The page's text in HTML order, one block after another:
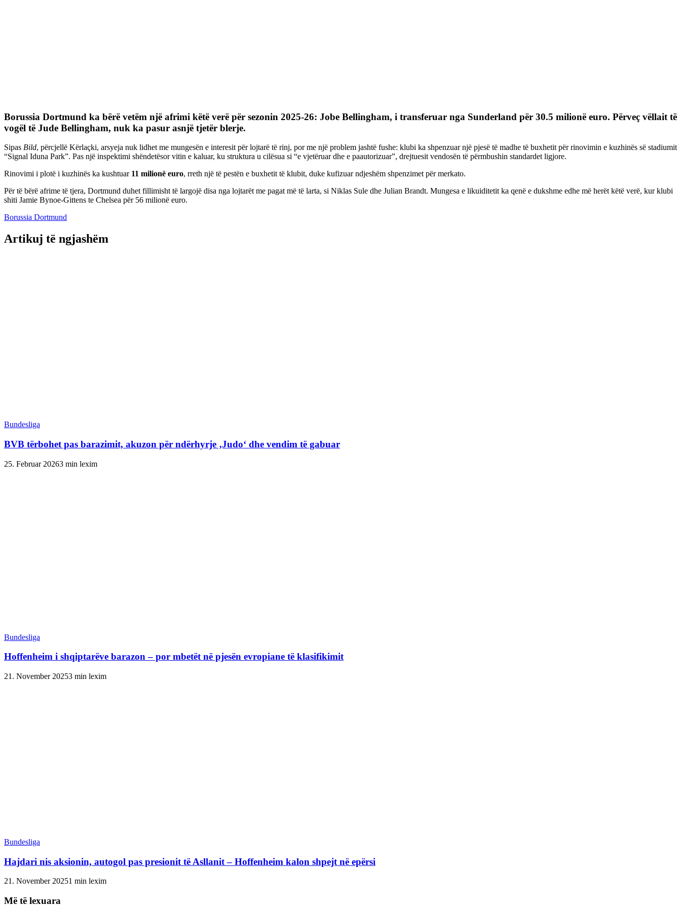
Borussia Dortmund ka bërë vetëm një afrimi këtë verë për sezonin 2025-26: Jobe Bellingham, i transferuar nga Sunderland për 30.5 milionë euro. Përveç vëllait të
vogël të Jude Bellingham, nuk ka pasur asnjë tjetër blerje.
Sipas Bild, përcjellë Kërlaçki, arsyeja nuk lidhet me mungesën e interesit për lojtarë të rinj, por me një problem jashtë fushe: klubi ka shpenzuar një pjesë të madhe të buxhetit për rinovimin e kuzhinës së stadiumit
“Signal Iduna Park”. Pas një inspektimi shëndetësor vitin e kaluar, ku struktura u cilësua si “e vjetëruar dhe e paautorizuar”, drejtuesit vendosën të përmbushin standardet ligjore.
Rinovimi i plotë i kuzhinës ka kushtuar 11 milionë euro, rreth një të pestën e buxhetit të klubit, duke kufizuar ndjeshëm shpenzimet për merkato.
Për të bërë afrime të tjera, Dortmund duhet fillimisht të largojë disa nga lojtarët me pagat më të larta, si Niklas Sule dhe Julian Brandt. Mungesa e likuiditetit ka qenë e dukshme edhe më herët këtë verë, kur klubi
shiti Jamie Bynoe-Gittens te Chelsea për 56 milionë euro.
Borussia Dortmund
Artikuj të ngjashëm
Bundesliga
BVB tërbohet pas barazimit, akuzon për ndërhyrje ‚Judo‘ dhe vendim të gabuar
25. Februar 20263 min lexim
Bundesliga
Hoffenheim i shqiptarëve barazon – por mbetët në pjesën evropiane të klasifikimit
21. November 20253 min lexim
Bundesliga
Hajdari nis aksionin, autogol pas presionit të Asllanit – Hoffenheim kalon shpejt në epërsi
21. November 20251 min lexim
Më të lexuara